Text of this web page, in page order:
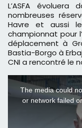
L’ASFA
nombreuses
Havre et aussi
championnat pour
déplacement à
Bastia-Borgo à
CNI a rencontré le